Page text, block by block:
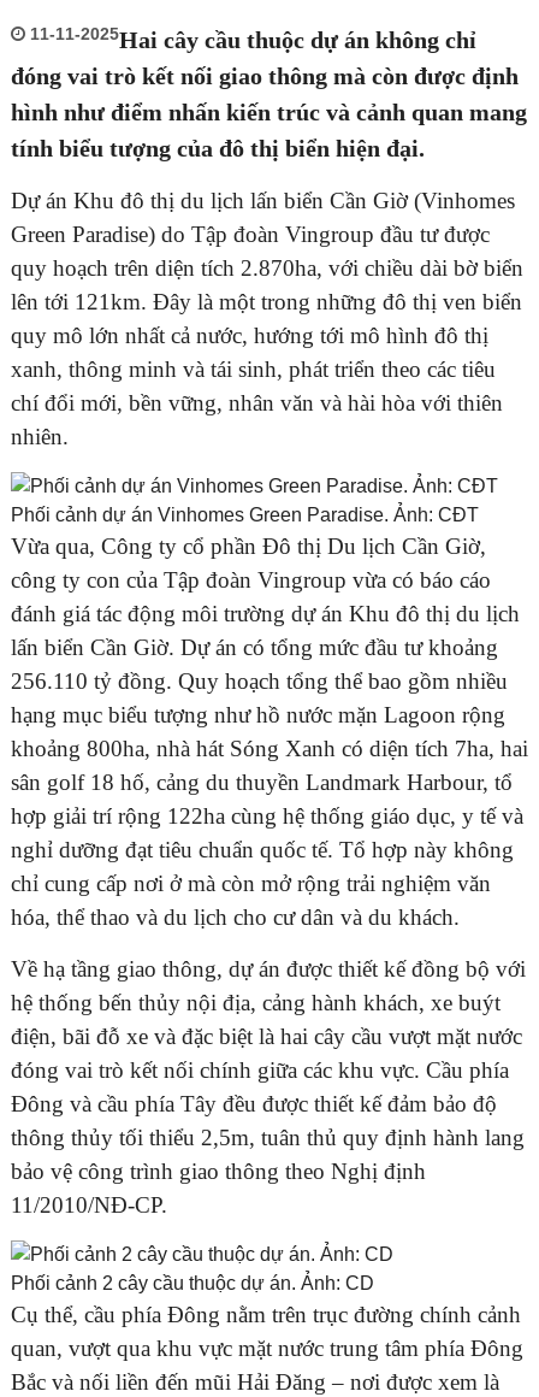
11-11-2025Hai cây cầu thuộc dự án không chỉ
đóng vai trò kết nối giao thông mà còn được định
hình như điểm nhấn kiến trúc và cảnh quan mang
tính biểu tượng của đô thị biển hiện đại.
Dự án Khu đô thị du lịch lấn biển Cần Giờ (Vinhomes
Green Paradise) do Tập đoàn Vingroup đầu tư được
quy hoạch trên diện tích 2.870ha, với chiều dài bờ biển
lên tới 121km. Đây là một trong những đô thị ven biển
quy mô lớn nhất cả nước, hướng tới mô hình đô thị
xanh, thông minh và tái sinh, phát triển theo các tiêu
chí đổi mới, bền vững, nhân văn và hài hòa với thiên
nhiên.
Phối cảnh dự án Vinhomes Green Paradise. Ảnh: CĐT
Vừa qua, Công ty cổ phần Đô thị Du lịch Cần Giờ,
công ty con của Tập đoàn Vingroup vừa có báo cáo
đánh giá tác động môi trường dự án Khu đô thị du lịch
lấn biển Cần Giờ. Dự án có tổng mức đầu tư khoảng
256.110 tỷ đồng. Quy hoạch tổng thể bao gồm nhiều
hạng mục biểu tượng như hồ nước mặn Lagoon rộng
khoảng 800ha, nhà hát Sóng Xanh có diện tích 7ha, hai
sân golf 18 hố, cảng du thuyền Landmark Harbour, tổ
hợp giải trí rộng 122ha cùng hệ thống giáo dục, y tế và
nghỉ dưỡng đạt tiêu chuẩn quốc tế. Tổ hợp này không
chỉ cung cấp nơi ở mà còn mở rộng trải nghiệm văn
hóa, thể thao và du lịch cho cư dân và du khách.
Về hạ tầng giao thông, dự án được thiết kế đồng bộ với
hệ thống bến thủy nội địa, cảng hành khách, xe buýt
điện, bãi đỗ xe và đặc biệt là hai cây cầu vượt mặt nước
đóng vai trò kết nối chính giữa các khu vực. Cầu phía
Đông và cầu phía Tây đều được thiết kế đảm bảo độ
thông thủy tối thiểu 2,5m, tuân thủ quy định hành lang
bảo vệ công trình giao thông theo Nghị định
11/2010/NĐ-CP.
Phối cảnh 2 cây cầu thuộc dự án. Ảnh: CD
Cụ thể, cầu phía Đông nằm trên trục đường chính cảnh
quan, vượt qua khu vực mặt nước trung tâm phía Đông
Bắc và nối liền đến mũi Hải Đăng – nơi được xem là